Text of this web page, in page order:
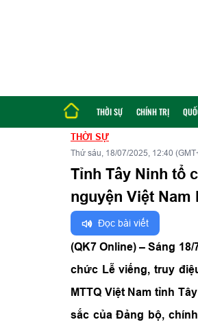
THỜI SỰ CHÍNH TRỊ
THỜI SỰ
Thứ sáu, 18/07/2025, 12:40
​Tỉnh Tây Ninh tổ
nguyện Việt Nam
Đọc bài viết
(QK7 Online) – Sáng
chức Lễ viếng, truy
MTTQ Việt Nam tỉnh
sắc của Đảng bộ,